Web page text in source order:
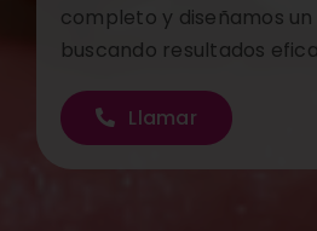
completo y diseñamos
buscando resultados
Llamar